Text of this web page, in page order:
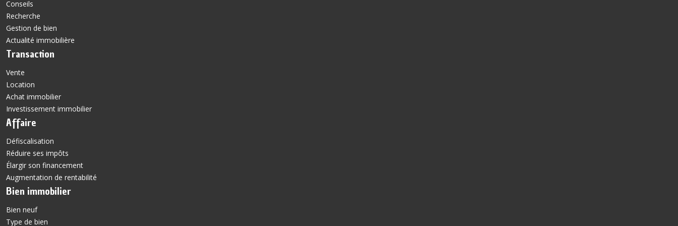
Conseils
Recherche
Gestion de bien
Actualité immobilière
Transaction
Vente
Location
Achat immobilier
Investissement immobilier
Affaire
Défiscalisation
Réduire ses impôts
Élargir son financement
Augmentation de rentabilité
Bien immobilier
Bien neuf
Type de bien